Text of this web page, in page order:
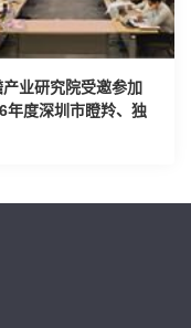
产业研究院受邀参加
年度深圳市瞪羚、独